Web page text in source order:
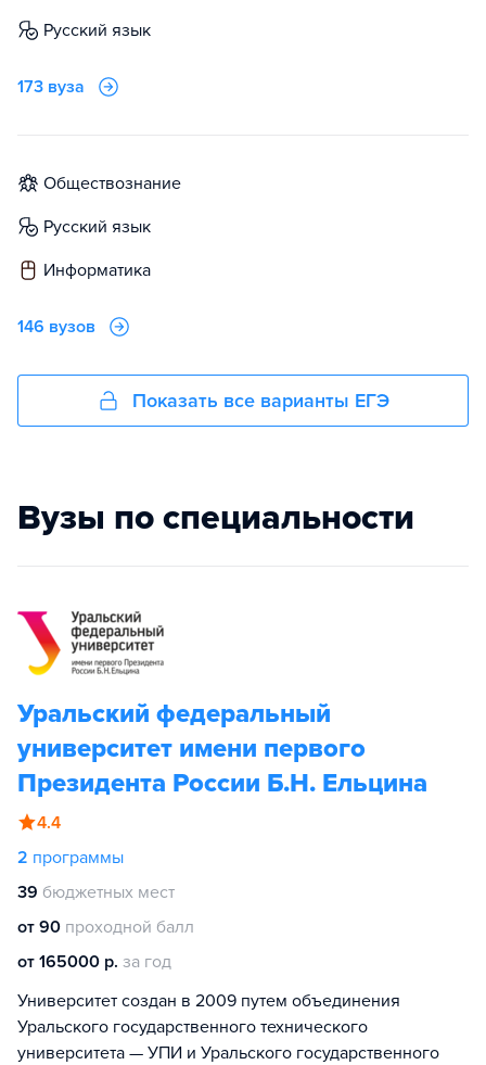
русский язык
173 вуза
обществознание
русский язык
информатика
146 вузов
Показать все варианты ЕГЭ
Вузы по специальности
Уральский федеральный
университет имени первого
Президента России Б.Н. Ельцина
4.4
2 программы
39 бюджетных мест
от 90 проходной балл
от 165000 р. за год
Университет создан в 2009 путем объединения
Уральского государственного технического
университета — УПИ и Уральского государственного